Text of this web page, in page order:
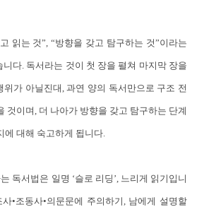
읽는 것”, “방향을 갖고 탐구하는 것”이라는
다. 독서라는 것이 첫 장을 펼쳐 마지막 장을
위가 아닐진대, 과연 양의 독서만으로 구조 전
것이며, 더 나아가 방향을 갖고 탐구하는 단계
에 대해 숙고하게 됩니다.
독서법은 일명 ‘슬로 리딩’, 느리게 읽기입니
•조동사•의문문에 주의하기, 남에게 설명할